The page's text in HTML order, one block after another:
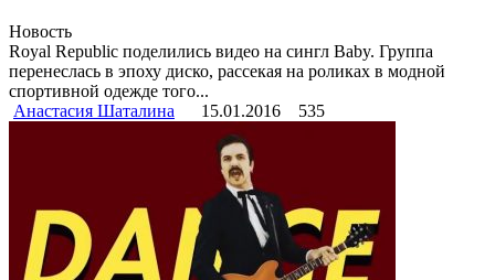
Новость
Royal Republic поделились видео на сингл Baby. Группа
перенеслась в эпоху диско, рассекая на роликах в модной
спортивной одежде того...
Анастасия Шаталина
15.01.2016 535